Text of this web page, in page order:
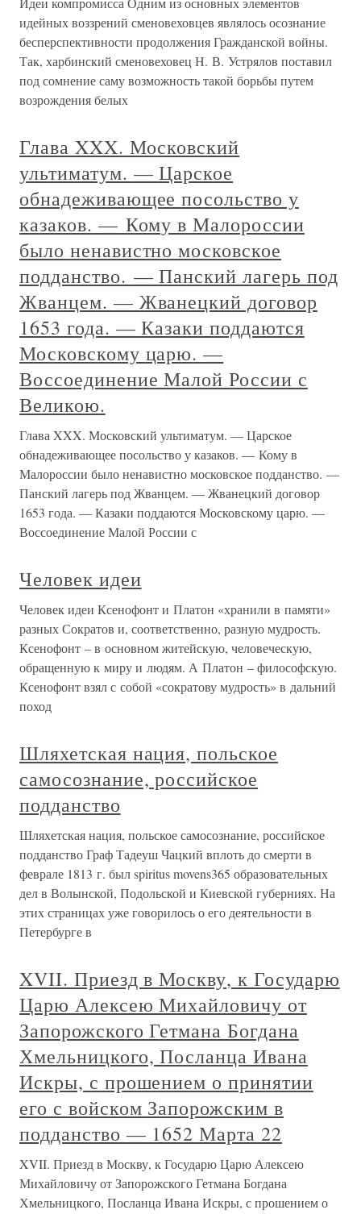
идейных воззрений сменовеховцев являлось осознание
бесперспективности продолжения Гражданской войны.
Так, харбинский сменовеховец Н. В. Устрялов поставил
под сомнение саму возможность такой борьбы путем
возрождения белых
Глава XXX. Московский
ультиматум. — Царское
обнадеживающее посольство у
казаков. — Кому в Малороссии
было ненавистно московское
подданство. — Панский лагерь под
Жванцем. — Жванецкий договор
1653 года. — Казаки поддаются
Московскому царю. —
Воссоединение Малой России с
Великою.
Глава XXX. Московский ультиматум. — Царское
обнадеживающее посольство у казаков. — Кому в
Малороссии было ненавистно московское подданство. —
Панский лагерь под Жванцем. — Жванецкий договор
1653 года. — Казаки поддаются Московскому царю. —
Воссоединение Малой России с
Человек идеи
Человек идеи Ксенофонт и Платон «хранили в памяти»
разных Сократов и, соответственно, разную мудрость.
Ксенофонт – в основном житейскую, человеческую,
обращенную к миру и людям. А Платон – философскую.
Ксенофонт взял с собой «сократову мудрость» в дальний
поход
Шляхетская нация, польское
самосознание, российское
подданство
Шляхетская нация, польское самосознание, российское
подданство Граф Тадеуш Чацкий вплоть до смерти в
феврале 1813 г. был spiritus movens365 образовательных
дел в Волынской, Подольской и Киевской губерниях. На
этих страницах уже говорилось о его деятельности в
Петербурге в
XVII. Приезд в Москву, к Государю
Царю Алексею Михайловичу от
Запорожского Гетмана Богдана
Хмельницкого, Посланца Ивана
Искры, с прошением о принятии
его с войском Запорожским в
подданство — 1652 Марта 22
XVII. Приезд в Москву, к Государю Царю Алексею
Михайловичу от Запорожского Гетмана Богдана
Хмельницкого, Посланца Ивана Искры, с прошением о